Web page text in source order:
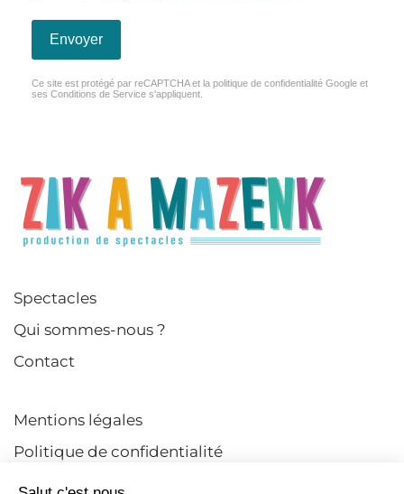
Envoyer
Ce site est protégé par reCAPTCHA et la politique de confidentialité Google et
ses Conditions de Service s'appliquent.
Spectacles
Qui sommes-nous ?
Contact
Mentions légales
Politique de confidentialité
CGV